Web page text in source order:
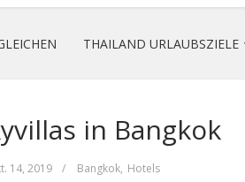
THAILAND URLAUBSZIELE
in Bangkok
14, 2019 / Bangkok, Hotels